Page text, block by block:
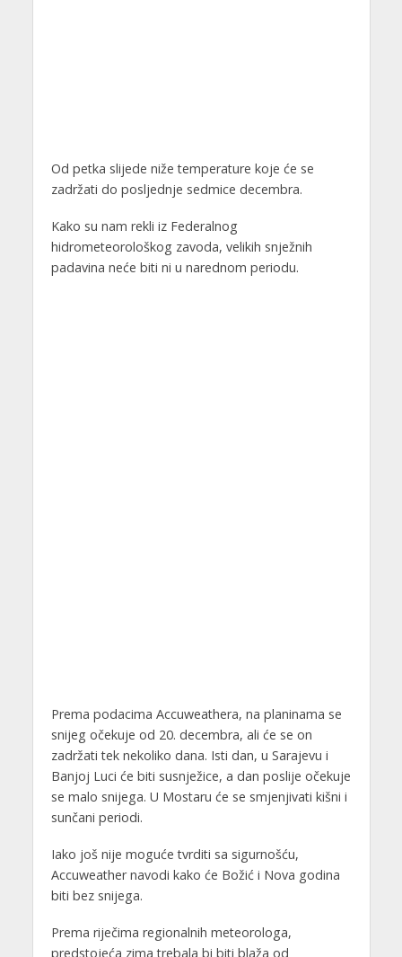
Od petka slijede niže temperature koje će se
zadržati do posljednje sedmice decembra.
Kako su nam rekli iz Federalnog
hidrometeorološkog zavoda, velikih snježnih
padavina neće biti ni u narednom periodu.
Prema podacima Accuweathera, na planinama se
snijeg očekuje od 20. decembra, ali će se on
zadržati tek nekoliko dana. Isti dan, u Sarajevu i
Banjoj Luci će biti susnježice, a dan poslije očekuje
se malo snijega. U Mostaru će se smjenjivati kišni i
sunčani periodi.
Iako još nije moguće tvrditi sa sigurnošću,
Accuweather navodi kako će Božić i Nova godina
biti bez snijega.
Prema riječima regionalnih meteorologa,
predstojeća zima trebala bi biti blaža od